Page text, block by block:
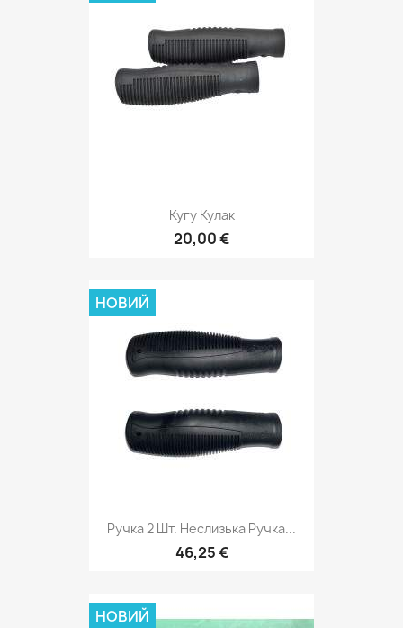
Кугу Кулак
20,00 €
Ручка 2 Шт. Неслизька Ручка...
46,25 €
НОВИЙ
НОВИЙ